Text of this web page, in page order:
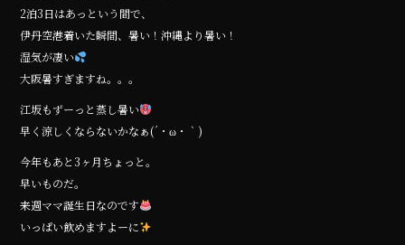
2泊3日はあっという間で、
伊丹空港着いた瞬間、暑い！沖縄より暑い！
湿気が凄い
大阪暑すぎますね。。。
江坂もずーっと蒸し暑い
早く涼しくならないかなぁ(´・ω・｀)
今年もあと3ヶ月ちょっと。
早いものだ。
来週ママ誕生日なのです
いっぱい飲めますよーに